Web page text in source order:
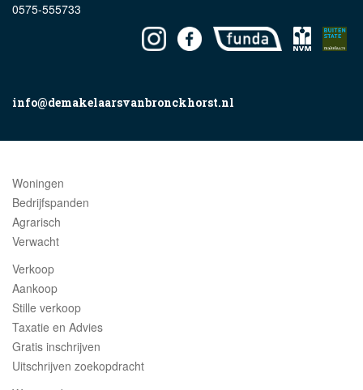
0575-555733
info@demakelaarsvanbronckhorst.nl
Woningen
Bedrijfspanden
Agrarisch
Verwacht
Verkoop
Aankoop
Stille verkoop
Taxatie en Advies
Gratis inschrijven
Uitschrijven zoekopdracht